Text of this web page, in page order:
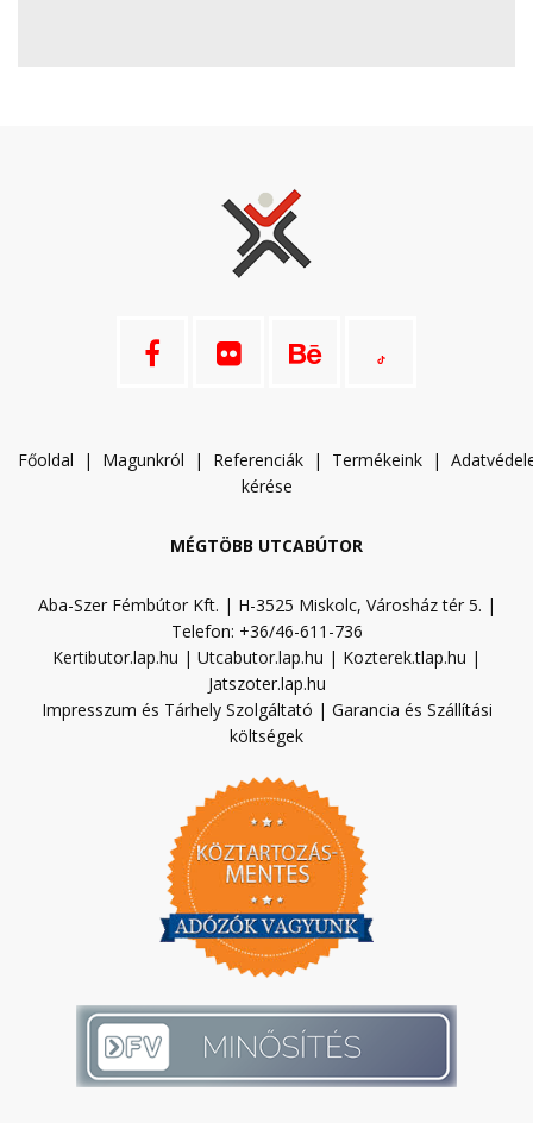
Főoldal | Magunkról | Referenciák | Termékeink | A
kérése
MÉGTÖBB UTCABÚTOR
Aba-Szer Fémbútor Kft. | H-3525 Miskolc, Városház tér 5. |
Telefon: +36/46-611-736
Kertibutor.lap.hu | Utcabutor.lap.hu | Kozterek.tlap.hu |
Jatszoter.lap.hu
Impresszum és Tárhely Szolgáltató | Garancia és Szállítási
költségek